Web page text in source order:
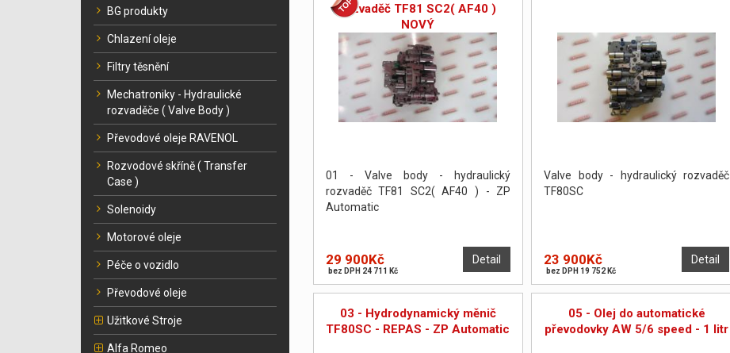
BG produkty
Chlazení oleje
Filtry těsnění
Mechatroniky - Hydraulické
rozvaděče ( Valve Body )
Převodové oleje RAVENOL
Rozvodové skříně ( Transfer
Case )
Solenoidy
Motorové oleje
Péče o vozidlo
Převodové oleje
Užitkové Stroje
Alfa Romeo
rozvaděč TF81 SC2( AF40 )
NOVÝ
01 - Valve body - hydraulický
rozvaděč TF81 SC2( AF40 ) - ZP
Automatic
Detail
29 900Kč
bez DPH 24 711 Kč
Valve body - hydraulický rozvaděč
TF80SC
Detail
23 900Kč
bez DPH 19 752 Kč
03 - Hydrodynamický měnič
TF80SC - REPAS - ZP Automatic
05 - Olej do automatické
převodovky AW 5/6 speed - 1 litr